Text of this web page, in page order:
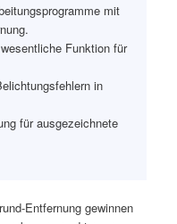
mit
Funktion für
in
für ausgezeichnete
Entfernung gewinnen